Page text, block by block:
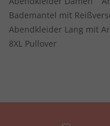
Bademantel mit
Abendkleider Lang mit
8XL Pullover